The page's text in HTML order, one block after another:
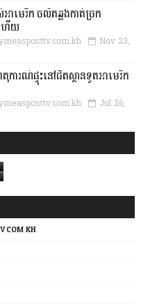
ាមេរិក ចល័តឆ្លងកាត់ច្រក
ហើយ
Nov 23,
តុការណ៍ផ្ទុះនៅជិតស្ថានទូតអាមេរិក
Jul 26,